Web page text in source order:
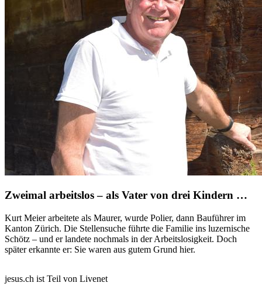
Zweimal arbeitslos – als Vater von drei Kindern …
Kurt Meier arbeitete als Maurer, wurde Polier, dann Bauführer im
Kanton Zürich. Die Stellensuche führte die Familie ins luzernische
Schötz – und er landete nochmals in der Arbeitslosigkeit. Doch
später erkannte er: Sie waren aus gutem Grund hier.
jesus.ch ist Teil von Livenet